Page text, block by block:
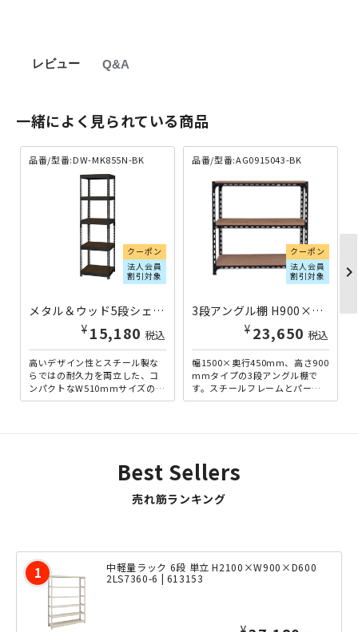
レビュー Q&A
一緒によく見られている商品
品番/型番:DW-MK855N-BK
クーポン
法人会員
割引対象
メタル＆ウッド5段シェルフ W510×D410×H1800 ブラック DW-MK855N-BK | 330354
¥ 15,180 税込
高いデザイン性とスチール製な
らではの耐久力を両立した、コ
ンパクトなW510mmサイズのオ
ープンシェルフ。耐荷重50kgの
品番/型番:AG0915043-BK
クーポン
法人会員
割引対象
3段アングル棚 H900×W1500×D450 ブラック AG0915043-BK | 221271
¥ 23,650 税込
幅1500×奥行450mm、高さ900
mmタイプの3段アングル棚で
す。スチールフレームとパーテ
ィクルボードを組み合わせた、
chevron_right
Best Sellers
売れ筋ランキング
中軽量ラック 6段 単立 H2100×W900×D600
2LS7360-6 | 613153